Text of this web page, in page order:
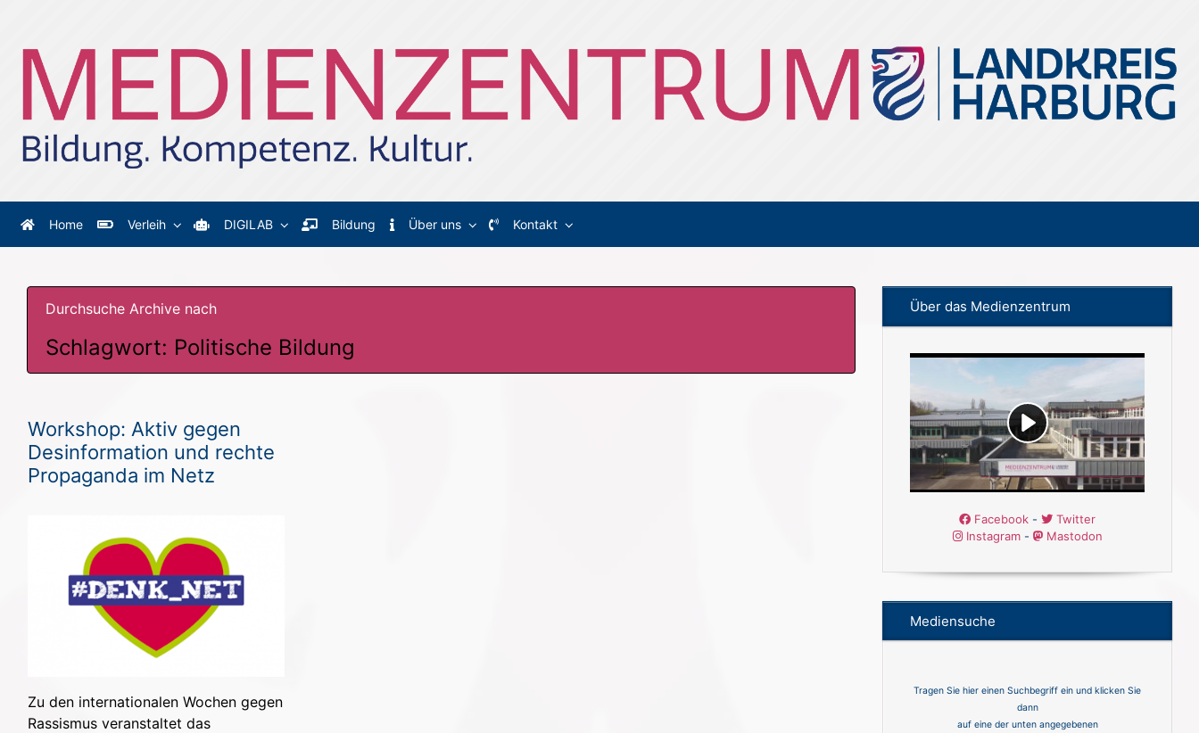
Home Verleih DIGILAB Bildung Über uns Kontakt
Durchsuche Archive nach
Schlagwort: Politische Bildung
Workshop: Aktiv gegen
Desinformation und rechte
Propaganda im Netz
Zu den internationalen Wochen gegen
Rassismus veranstaltet das
Über das Medienzentrum
Facebook -
Twitter
Instagram- Mastodon
Mediensuche
Tragen Sie hier einen Suchbegriff ein und klicken Sie
dann
auf eine der unten angegebenen